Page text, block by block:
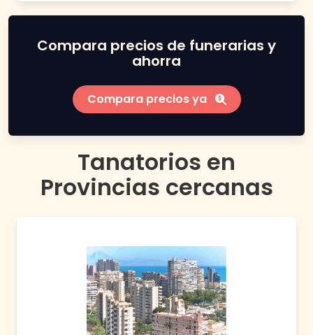
Compara precios de funerarias y
ahorra
Compara precios ya
Tanatorios en
Provincias cercanas